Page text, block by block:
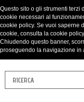
Questo sito o gli strumenti terzi
cookie necessari al
cookie policy. Se vuoi saperne
cookie, consulta la cookie policy
Chiudendo questo banner,
proseguendo la navigazione in